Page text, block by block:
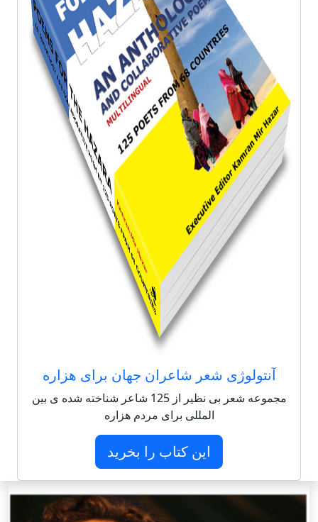
آنتولوژی شعر شاعران جهان برای هزاره
مجموعه شعر بی نظیر از 125 شاعر شناخته شده ی بین
المللی برای مردم هزاره
این کتاب را بخرید